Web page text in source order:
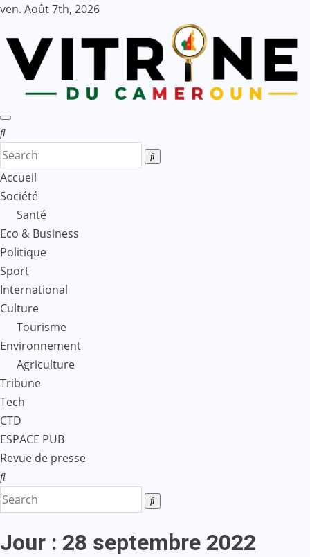
Skip
content
ven. Août 7th, 2026
Accueil
Société
Santé
Eco & Business
Politique
Sport
International
Culture
Tourisme
Environnement
Agriculture
Tribune
Tech
CTD
ESPACE PUB
Revue de presse
Jour : 28 septembre 2022